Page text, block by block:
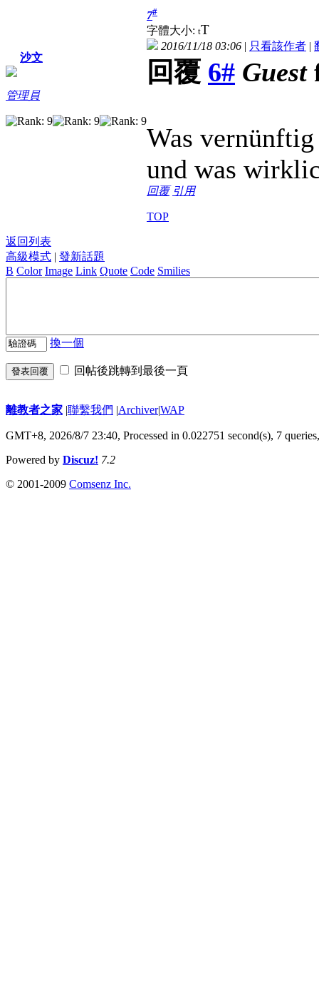
沙文
管理員
7#
字體大小: tT
2016/11/18 03:06 | 只看該作者 |
回覆 6# Guest
Was
und was
回覆 引用
TOP
返回列表
高級模式 | 發新話題
B Color Image Link Quote Code Smilies
換一個
發表回覆 回帖後跳轉到最後一頁
離教者之家 |聯繫我們 |Archiver|WAP
GMT+8, 2026/8/7 23:40, Processed in 0.022751 second(s), 7
Powered by Discuz! 7.2
© 2001-2009 Comsenz Inc.